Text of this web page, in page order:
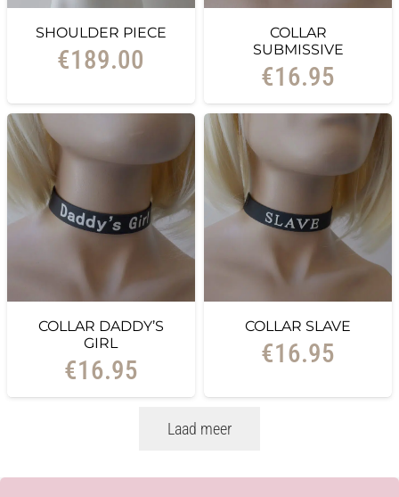
SHOULDER PIECE
€189.00
COLLAR
SUBMISSIVE
€16.95
COLLAR DADDY’S
GIRL
€16.95
COLLAR SLAVE
€16.95
Laad meer